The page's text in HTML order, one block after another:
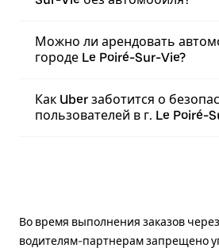
Можно ли арендовать
городе Le Poiré-Sur-Vie?
Как Uber заботится о
пользователей в г. Le Poiré-
Во время выполнения заказов
водителям-партнерам запрещено